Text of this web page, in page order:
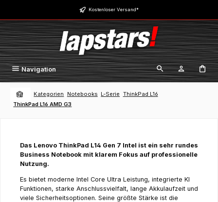
Zum Hauptinhalt springen Kostenloser Versand*
Navigation
Kategorien Notebooks L-Serie ThinkPad L16
ThinkPad L16 AMD G3
Das Lenovo ThinkPad L14 Gen 7 Intel ist ein sehr rundes
Business Notebook mit klarem Fokus auf professionelle
Nutzung.
Es bietet moderne Intel Core Ultra Leistung, integrierte KI
Funktionen, starke Anschlussvielfalt, lange Akkulaufzeit und
viele Sicherheitsoptionen. Seine größte Stärke ist die